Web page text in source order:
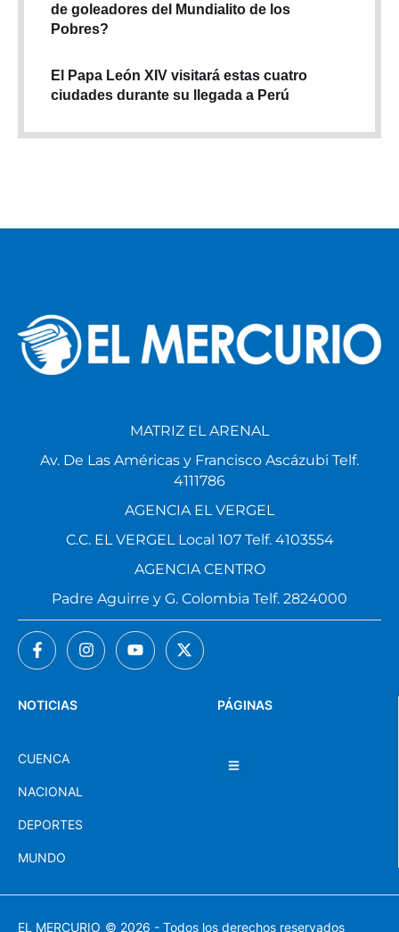
de goleadores del Mundialito de los
Pobres?
El Papa León XIV visitará estas cuatro
ciudades durante su llegada a Perú
PÁGINAS
NOTICIAS
CUENCA
NACIONAL
DEPORTES
MUNDO
MATRIZ EL ARENAL
Av. De Las Américas y Francisco Ascázubi Telf.
4111786
AGENCIA EL VERGEL
C.C. EL VERGEL Local 107 Telf. 4103554
AGENCIA CENTRO
Padre Aguirre y G. Colombia Telf. 2824000
EL MERCURIO © 2026 - Todos los derechos reservados